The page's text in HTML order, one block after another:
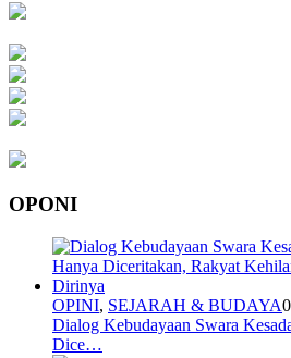
OPONI
OPINI, SEJARAH & BUDAYA
Dialog Kebudayaan Swara
Dice…